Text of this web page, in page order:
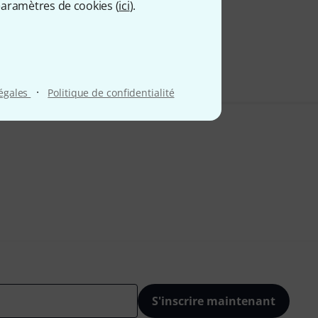
de cookies (ici).
· Politique de confidentialité
S'inscrire maintenant